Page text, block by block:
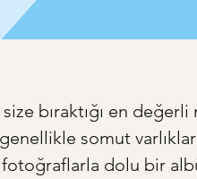
bıraktığı en değerli
genellikle somut
fotoğraflarla dolu bir